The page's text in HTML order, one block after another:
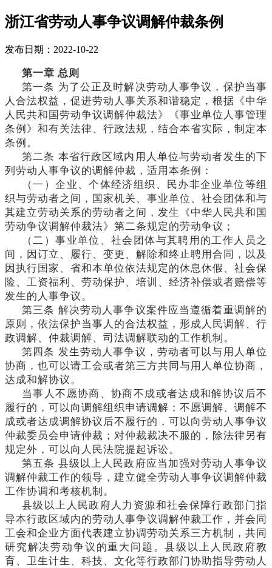
浙江省劳动人事争议调解仲裁条例
发布日期：2022-10-22
第一章 总则
第一条 为了公正及时解决劳动人事争议，保护当事
人合法权益，促进劳动人事关系和谐稳定，根据《中华
人民共和国劳动争议调解仲裁法》《事业单位人事管理
条例》和有关法律、行政法规，结合本省实际，制定本
条例。
第二条 本省行政区域内用人单位与劳动者发生的下
列劳动人事争议的调解仲裁，适用本条例：
（一）企业、个体经济组织、民办非企业单位等组
织与劳动者之间，国家机关、事业单位、社会团体和与
其建立劳动关系的劳动者之间，发生《中华人民共和国
劳动争议调解仲裁法》第二条规定的劳动争议；
（二）事业单位、社会团体与其聘用的工作人员之
间，因订立、履行、变更、解除和终止聘用合同，以及
因执行国家、省和本单位依法规定的休息休假、社会保
险、工资福利、劳动保护、培训、经济补偿或者赔偿等
发生的人事争议。
第三条 解决劳动人事争议案件应当遵循着重调解的
原则，依法保护当事人的合法权益，形成人民调解、行
政调解、仲裁调解、司法调解联动的工作机制。
第四条 发生劳动人事争议，劳动者可以与用人单位
协商，也可以请工会或者第三方共同与用人单位协商，
达成和解协议。
当事人不愿协商、协商不成或者达成和解协议后不
履行的，可以向调解组织申请调解；不愿调解、调解不
成或者达成调解协议后不履行的，可以向劳动人事争议
仲裁委员会申请仲裁；对仲裁裁决不服的，除法律另有
规定外，可以向人民法院提起诉讼。
第五条 县级以上人民政府应当加强对劳动人事争议
调解仲裁工作的领导，建立健全劳动人事争议调解仲裁
工作协调和考核机制。
县级以上人民政府人力资源和社会保障行政部门指
导本行政区域内的劳动人事争议调解仲裁工作，并会同
工会和企业方面代表建立协调劳动关系三方机制，共同
研究解决劳动争议的重大问题。县级以上人民政府教
育、卫生计生、科技、文化等行政部门协助指导劳动人